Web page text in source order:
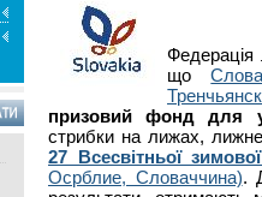
Федерація
що
призовий фонд для
стрибки на лижах,
27 Всесвітньої
Осрблие, Словаччина).